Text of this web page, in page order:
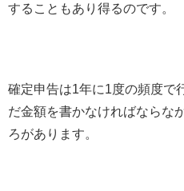
することもあり得るのです。
確定申告は1年に1度の頻度で
だ金額を書かなければならな
ろがあります。